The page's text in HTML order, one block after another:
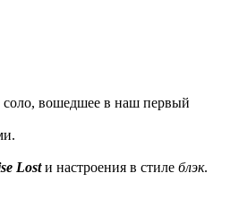
соло, вошедшее в наш первый
Lostи настроения в стиле блэк.